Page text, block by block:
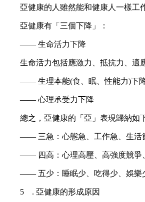
亞健康的人雖然能和健康人一樣工作
亞健康有「三個下降」：
—— 生命活力下降
生命活力包括應激力、抵抗力、適應
—— 生理本能(食、眠、性能力)下
—— 心理承受力下降
總之，亞健康的「亞」表現歸納如
—— 三急：心態急、工作急、生活
—— 四高：心理高壓、高強度競爭
—— 五少：睡眠少、吃得少、娛樂
5 . 亞健康的形成原因